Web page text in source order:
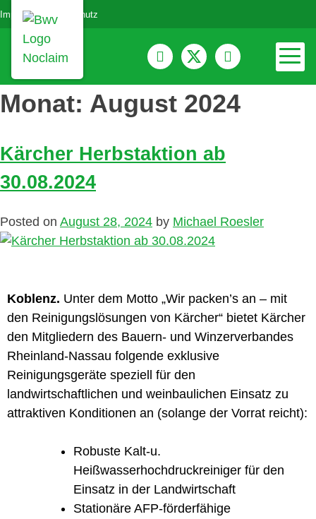
Impressum Datenschutz
Monat: August 2024
Kärcher Herbstaktion ab
30.08.2024
Posted on August 28, 2024 by Michael Roesler
Koblenz. Unter dem Motto „Wir packen’s an – mit
den Reinigungslösungen von Kärcher“ bietet Kärcher
den Mitgliedern des Bauern- und Winzerverbandes
Rheinland-Nassau folgende exklusive
Reinigungsgeräte speziell für den
landwirtschaftlichen und weinbaulichen Einsatz zu
attraktiven Konditionen an (solange der Vorrat reicht):
Robuste Kalt-u.
Heißwasserhochdruckreiniger für den
Einsatz in der Landwirtschaft
Stationäre AFP-förderfähige